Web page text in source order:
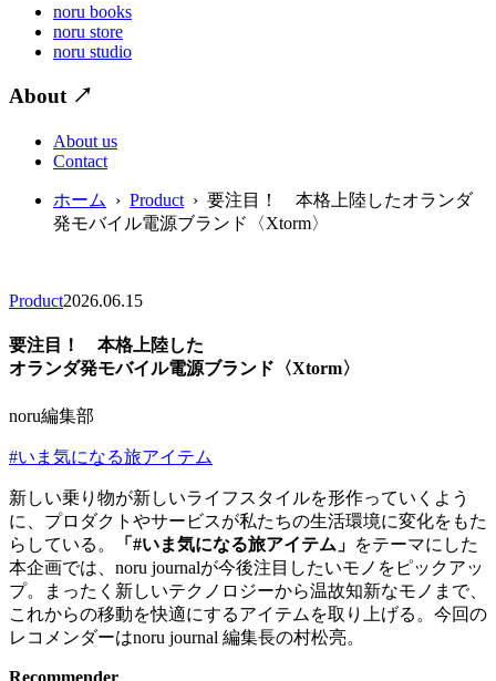
noru books
noru store
noru studio
About ↗
About us
Contact
ホーム › Product › 要注目！ 本格上陸したオランダ
発モバイル電源ブランド〈Xtorm〉
Product2026.06.15
要注目！ 本格上陸した
オランダ発モバイル電源ブランド〈Xtorm〉
noru編集部
#いま気になる旅アイテム
新しい乗り物が新しいライフスタイルを形作っていくよう
に、プロダクトやサービスが私たちの生活環境に変化をもた
らしている。
「#いま気になる旅アイテム」 をテーマにした
本企画では、noru journalが今後注目したいモノをピックアッ
プ。まったく新しいテクノロジーから温故知新なモノまで、
これからの移動を快適にするアイテムを取り上げる。今回の
レコメンダーはnoru journal 編集長の村松亮。
Recommender